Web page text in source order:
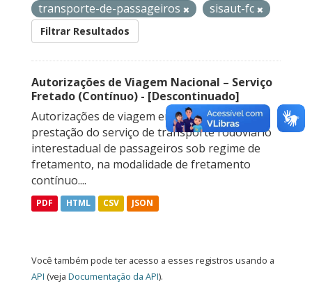
transporte-de-passageiros
sisaut-fc
Filtrar Resultados
Autorizações de Viagem Nacional – Serviço
Fretado (Contínuo) - [Descontinuado]
Autorizações de viagem emitidas para a
prestação do serviço de transporte rodoviário
interestadual de passageiros sob regime de
fretamento, na modalidade de fretamento
contínuo....
PDF HTML CSV JSON
Você também pode ter acesso a esses registros usando a
API (veja Documentação da API).